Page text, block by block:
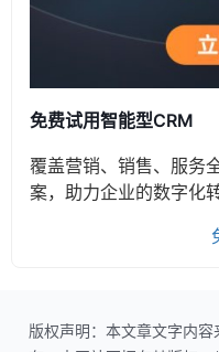
免费试用智能型CRM
覆盖营销、销售、服务
案，助力企业的数字化转
版权声明：本文章文字内